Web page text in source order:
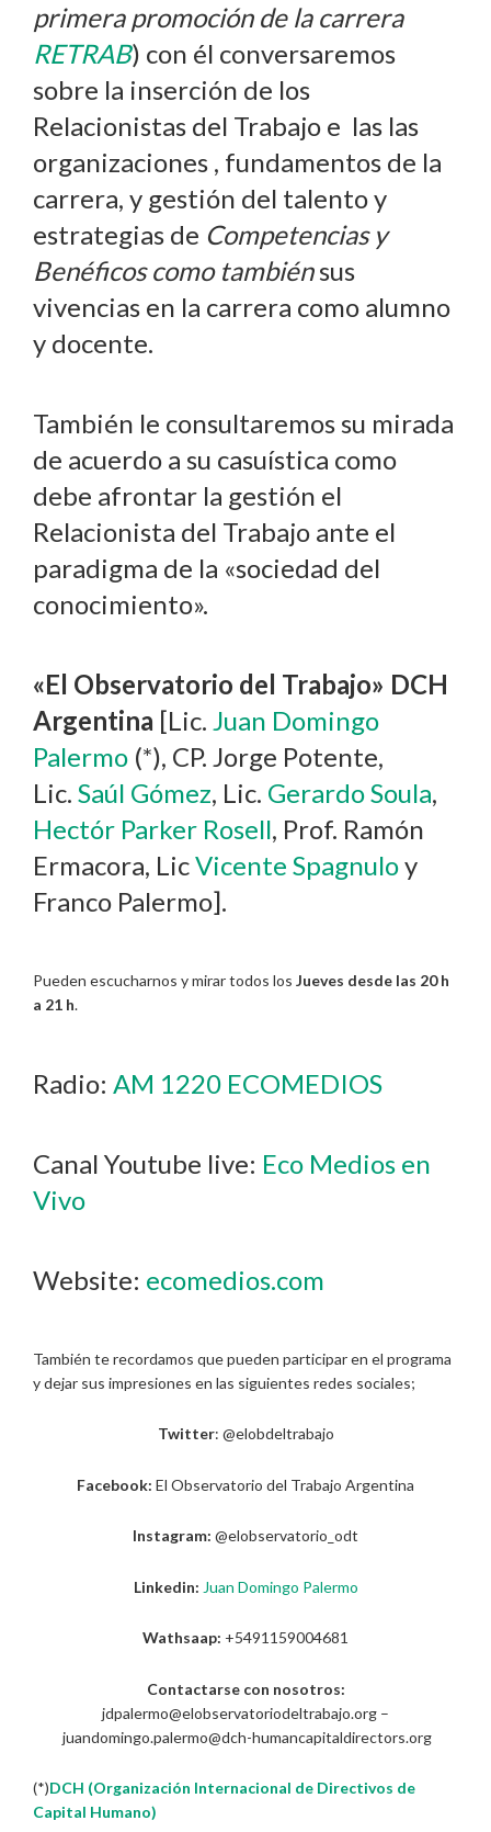
primera promoción de la carrera
RETRAB) con él conversaremos
sobre la inserción de los
Relacionistas del Trabajo e las las
organizaciones , fundamentos de la
carrera, y gestión del talento y
estrategias de Competencias y
Benéficos como tambiénsus
vivencias en la carrera como alumno
y docente.
También le consultaremos su mirada
de acuerdo a su casuística como
debe afrontar la gestión el
Relacionista del Trabajo ante el
paradigma de la «sociedad del
conocimiento».
«El Observatorio del Trabajo» DCH
Argentina [Lic. Juan Domingo
Palermo (*), CP. Jorge Potente,
Lic. Saúl Gómez, Lic. Gerardo Soula,
Hectór Parker Rosell, Prof. Ramón
Ermacora, LicVicente Spagnuloy
Franco Palermo].
Pueden escucharnos y mirar todos los Jueves desde las 20 h
a 21 h.
Radio: AM 1220 ECOMEDIOS
Canal Youtube live: Eco Medios en
Vivo
Website: ecomedios.com
También te recordamos que pueden participar en el programa
y dejar sus impresiones en las siguientes redes sociales;
Twitter: @elobdeltrabajo
Facebook: El Observatorio del Trabajo Argentina
Instagram: @elobservatorio_odt
Linkedin: Juan Domingo Palermo
Wathsaap: +5491159004681
Contactarse con nosotros:
jdpalermo@elobservatoriodeltrabajo.org –
juandomingo.palermo@dch-humancapitaldirectors.org
(*)DCH (Organización Internacional de Directivos de
Capital Humano)